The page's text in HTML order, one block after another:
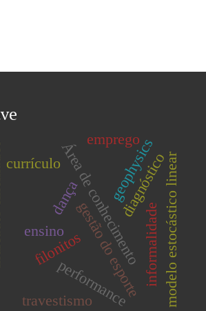
filonitos
dança
ensinoÁrea de conhecimento
performance
diagnóstico
gestão do esporte
geophysics
travestismo modelo estocástico linear
currículo
emprego
informalidade